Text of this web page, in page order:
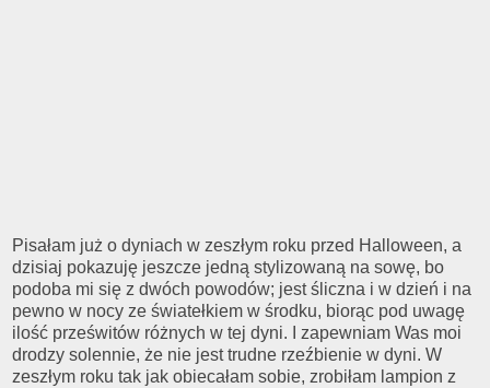
Pisałam już o dyniach w zeszłym roku przed Halloween, a
dzisiaj pokazuję jeszcze jedną stylizowaną na sowę, bo
podoba mi się z dwóch powodów; jest śliczna i w dzień i na
pewno w nocy ze światełkiem w środku, biorąc pod uwagę
ilość prześwitów różnych w tej dyni. I zapewniam Was moi
drodzy solennie, że nie jest trudne rzeźbienie w dyni. W
zeszłym roku tak jak obiecałam sobie, zrobiłam lampion z